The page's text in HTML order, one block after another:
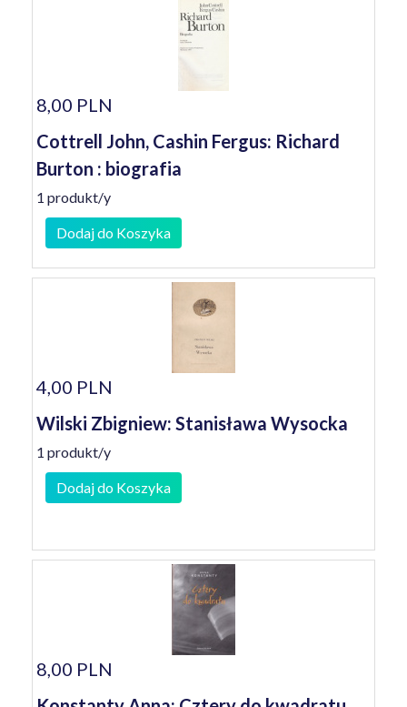
8,00 PLN
Cottrell John, Cashin Fergus: Richard
Burton : biografia
1 produkt/y
Dodaj do Koszyka
4,00 PLN
Wilski Zbigniew: Stanisława Wysocka
1 produkt/y
Dodaj do Koszyka
8,00 PLN